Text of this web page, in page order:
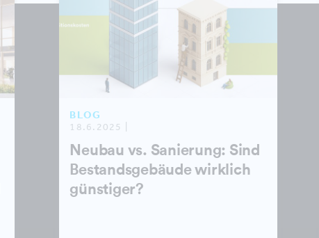
BLOG
18.6.2025 |
Neubau vs. Sanierung: Sind
Bestandsgebäude wirklich
günstiger?